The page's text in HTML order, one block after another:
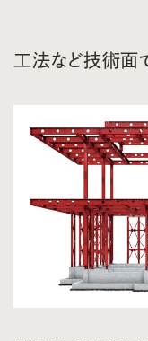
工法など技術面